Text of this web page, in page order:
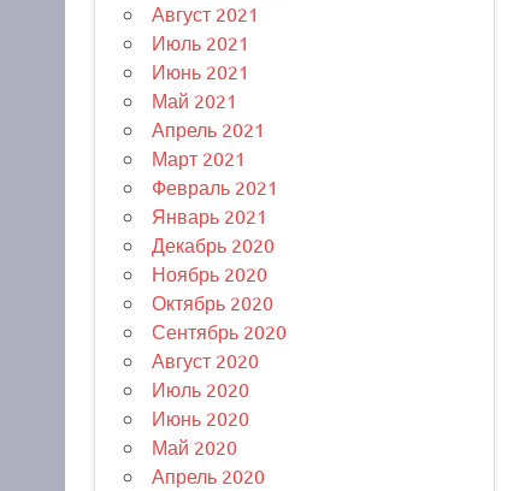
Август 2021
Июль 2021
Июнь 2021
Май 2021
Апрель 2021
Март 2021
Февраль 2021
Январь 2021
Декабрь 2020
Ноябрь 2020
Октябрь 2020
Сентябрь 2020
Август 2020
Июль 2020
Июнь 2020
Май 2020
Апрель 2020